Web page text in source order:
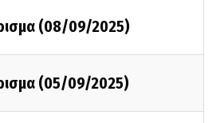
(08/09/2025)
(05/09/2025)